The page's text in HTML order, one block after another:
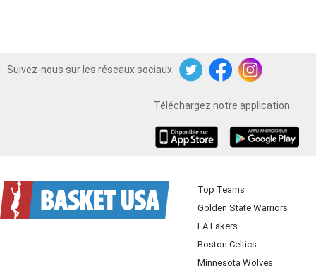
Suivez-nous sur les réseaux sociaux
TwitterFacebookInstagram
Téléchargez notre application
Top Teams
Golden State Warriors
LA Lakers
Boston Celtics
Minnesota Wolves